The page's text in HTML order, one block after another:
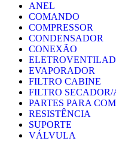
ANEL
COMANDO
COMPRESSOR
CONDENSADOR
CONEXÃO
EVAPORADOR
FILTRO CABINE
FILTRO
PARTES PARA
RESISTÊNCIA
SUPORTE
VÁLVULA